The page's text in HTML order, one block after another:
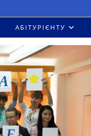
АБІТУРІЄНТУ